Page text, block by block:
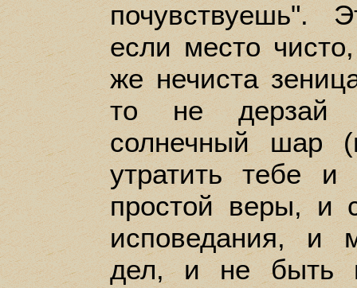
почувствуешь".
если место
же нечиста
то не дерзай
солнечный шар
утратить тебе и
простой веры, и
исповедания, и
дел, и не быть